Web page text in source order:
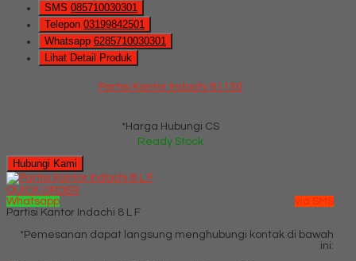
SMS 085710030301
Telepon 03199842501
Whatsapp 6285710030301
Lihat Detail Produk
Partisi Kantor Indachi 8 I 150
*Harga Hubungi CS
Ready Stock
Hubungi Kami
QUICK ORDER
Whatsapp
via SMS
Partisi Kantor Indachi 8 L F
*Pemesanan dapat langsung menghubungi kontak di bawah
ini: